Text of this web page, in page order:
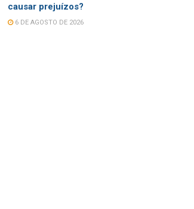
causar prejuízos?
6 DE AGOSTO DE 2026